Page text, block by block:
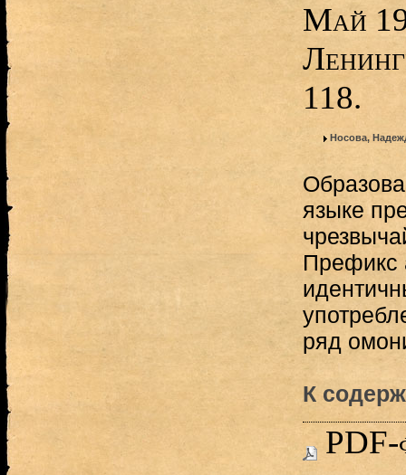
Май
118.
Носова,
языке
Префикс
ряд
К
PDF-